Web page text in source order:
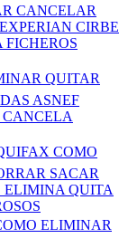
CANCELAR
CIRBE
QUITAR
ASNEF
COMO
SACAR
ELIMINA QUITA
ELIMINAR